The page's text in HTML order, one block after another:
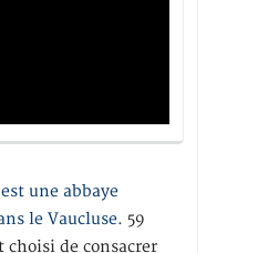
une abbaye
le Vaucluse. 59
choisi de consacrer